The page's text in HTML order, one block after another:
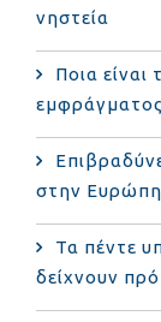
νηστεία
Ποια
εμφράγματος
στην Ευρώπη
Τα πέντε
δείχνουν